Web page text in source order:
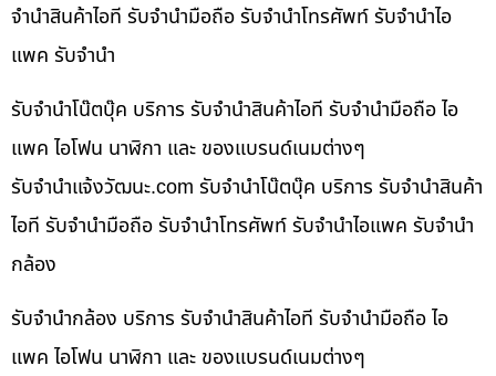
จำนำสินค้าไอที รับจำนำมือถือ รับจำนำโทรศัพท์ รับจำนำไอ
แพค รับจำนำ
รับจำนำโน๊ตบุ๊ค บริการ รับจำนำสินค้าไอที รับจำนำมือถือ ไอ
แพค ไอโฟน นาฬิกา และ ของแบรนด์เนมต่างๆ
รับจํานําแจ้งวัฒนะ.com รับจำนำโน๊ตบุ๊ค บริการ รับจำนำสินค้า
ไอที รับจำนำมือถือ รับจำนำโทรศัพท์ รับจำนำไอแพค รับจำนำ
กล้อง
รับจำนำกล้อง บริการ รับจำนำสินค้าไอที รับจำนำมือถือ ไอ
แพค ไอโฟน นาฬิกา และ ของแบรนด์เนมต่างๆ